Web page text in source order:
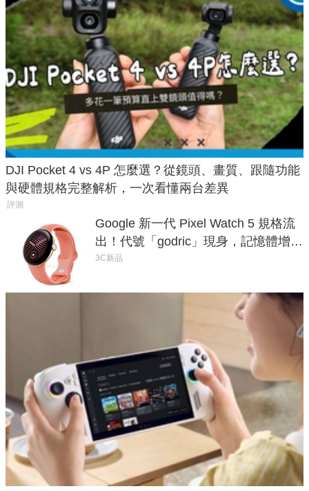
DJI Pocket 4 vs 4P 怎麼選？從鏡頭、畫質、跟隨功能
與硬體規格完整解析，一次看懂兩台差異
評測
Google 新一代 Pixel Watch 5 規格流
出！代號「godric」現身，記憶體增強
鎖定 AI 應用
3C新品